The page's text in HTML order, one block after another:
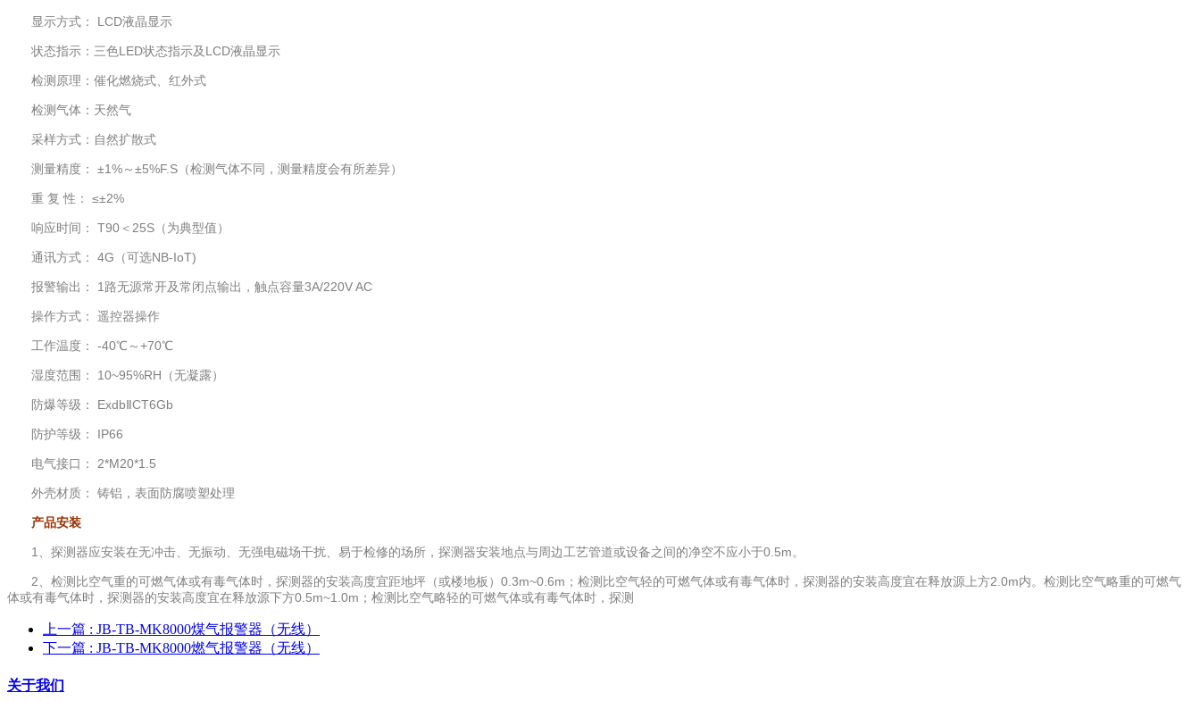
显示方式： LCD液晶显示
状态指示：三色LED状态指示及LCD液晶显示
检测原理：催化燃烧式、红外式
检测气体：天然气
采样方式：自然扩散式
测量精度： ±1%～±5%F.S（检测气体不同，测量精度会有所差异）
重 复 性： ≤±2%
响应时间： T90＜25S（为典型值）
通讯方式： 4G（可选NB-IoT)
报警输出： 1路无源常开及常闭点输出，触点容量3A/220V AC
操作方式： 遥控器操作
工作温度： -40℃～+70℃
湿度范围： 10~95%RH（无凝露）
防爆等级： ExdbⅡCT6Gb
防护等级： IP66
电气接口： 2*M20*1.5
外壳材质： 铸铝，表面防腐喷塑处理
产品安装
1、探测器应安装在无冲击、无振动、无强电磁场干扰、易于检修的场所，探测器安装地点与周边工艺管道或设备之间的净空不应小于0.5m。
2、检测比空气重的可燃气体或有毒气体时，探测器的安装高度宜距地坪（或楼地板）0.3m~0.6m；检测比空气轻的可燃气体或有毒气体时，探测器的安装高度宜在释放源上方2.0m内。检测比空气略重的可燃气
体或有毒气体时，探测器的安装高度宜在释放源下方0.5m~1.0m；检测比空气略轻的可燃气体或有毒气体时，探测
上一篇 : JB-TB-MK8000煤气报警器（无线）
下一篇 : JB-TB-MK8000燃气报警器（无线）
关于我们